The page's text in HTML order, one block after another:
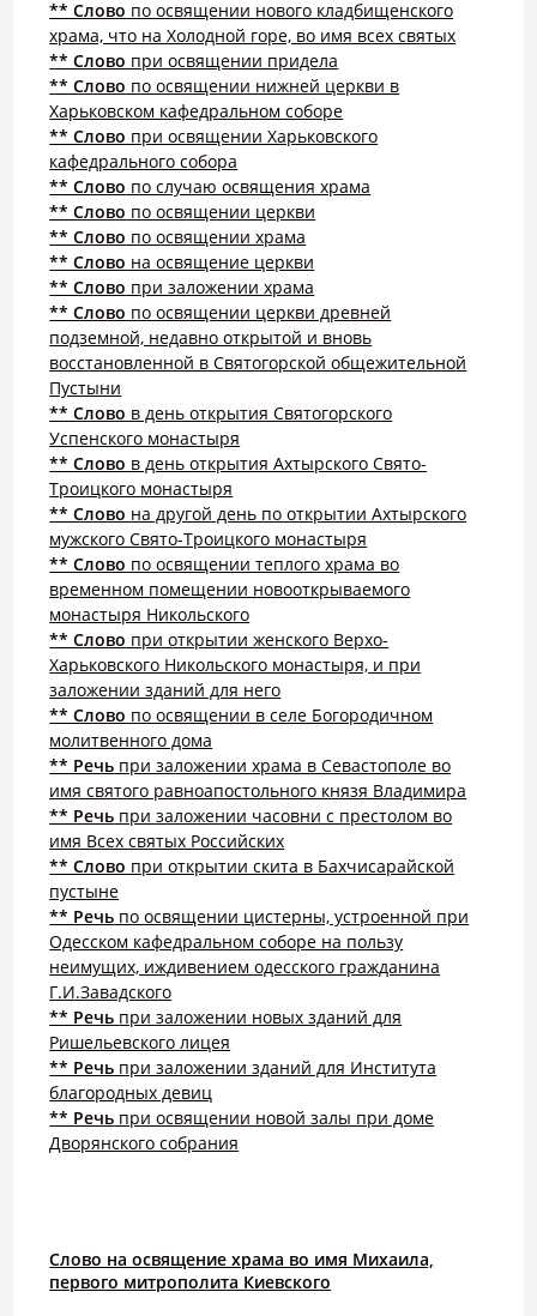
** Слово по освящении нового кладбищенского
храма, что на Холодной горе, во имя всех святых
** Слово при освящении придела
** Слово по освящении нижней церкви в
Харьковском кафедральном соборе
** Слово при освящении Харьковского
кафедрального собора
** Слово по случаю освящения храма
** Слово по освящении церкви
** Слово по освящении храма
** Слово на освящение церкви
** Слово при заложении храма
** Слово по освящении церкви древней
подземной, недавно открытой и вновь
восстановленной в Святогорской общежительной
Пустыни
** Слово в день открытия Святогорского
Успенского монастыря
** Слово в день открытия Ахтырского Свято-
Троицкого монастыря
** Слово на другой день по открытии Ахтырского
мужского Свято-Троицкого монастыря
** Слово по освящении теплого храма во
временном помещении новооткрываемого
монастыря Никольского
** Слово при открытии женского Верхо-
Харьковского Никольского монастыря, и при
заложении зданий для него
** Слово по освящении в селе Богородичном
молитвенного дома
** Речь при заложении храма в Севастополе во
имя святого равноапостольного князя Владимира
** Речь при заложении часовни с престолом во
имя Всех святых Российских
** Слово при открытии скита в Бахчисарайской
пустыне
** Речь по освящении цистерны, устроенной при
Одесском кафедральном соборе на пользу
неимущих, иждивением одесского гражданина
Г.И.Завадского
** Речь при заложении новых зданий для
Ришельевского лицея
** Речь при заложении зданий для Института
благородных девиц
** Речь при освящении новой залы при доме
Дворянского собрания
Слово на освящение храма во имя Михаила,
первого митрополита Киевского